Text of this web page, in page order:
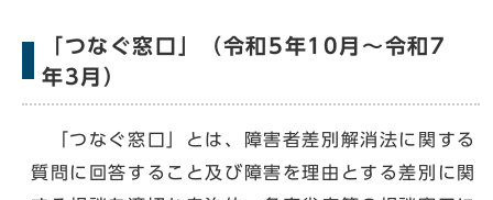
「つなぐ窓口」（令和5年10月〜令和7
年3月）
「つなぐ窓口」とは、障害者差別解消法に関する
質問に回答すること及び障害を理由とする差別に関